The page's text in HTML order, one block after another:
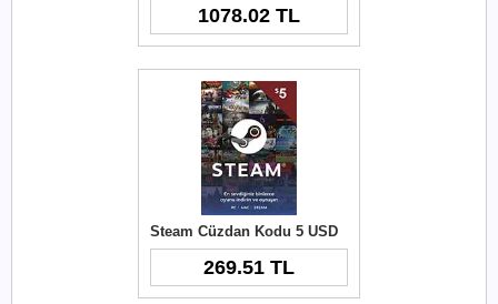
1078.02 TL
Steam Cüzdan Kodu 5 USD
269.51 TL